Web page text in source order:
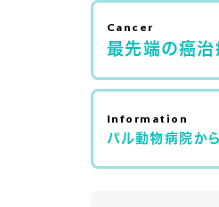
最先端の癌治
パル動物病院か